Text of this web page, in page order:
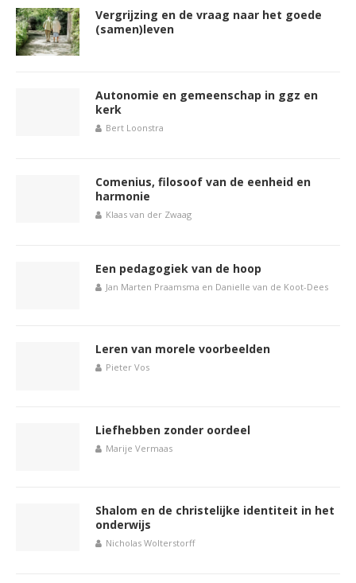
Vergrijzing en de vraag naar het goede
(samen)leven
Autonomie en gemeenschap in ggz en
kerk
Bert Loonstra
Comenius, filosoof van de eenheid en
harmonie
Klaas van der Zwaag
Een pedagogiek van de hoop
Jan Marten Praamsma en Danielle van de Koot-Dees
Leren van morele voorbeelden
Pieter Vos
Liefhebben zonder oordeel
Marije Vermaas
Shalom en de christelijke identiteit in het
onderwijs
Nicholas Wolterstorff